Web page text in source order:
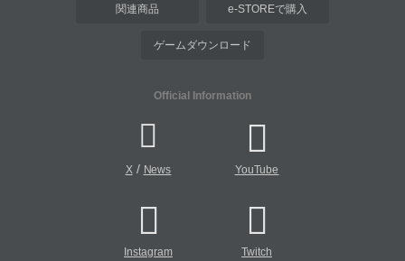
関連商品 e-STOREで購入
ゲームダウンロード
Official Information
X/ News YouTube
Instagram Twitch